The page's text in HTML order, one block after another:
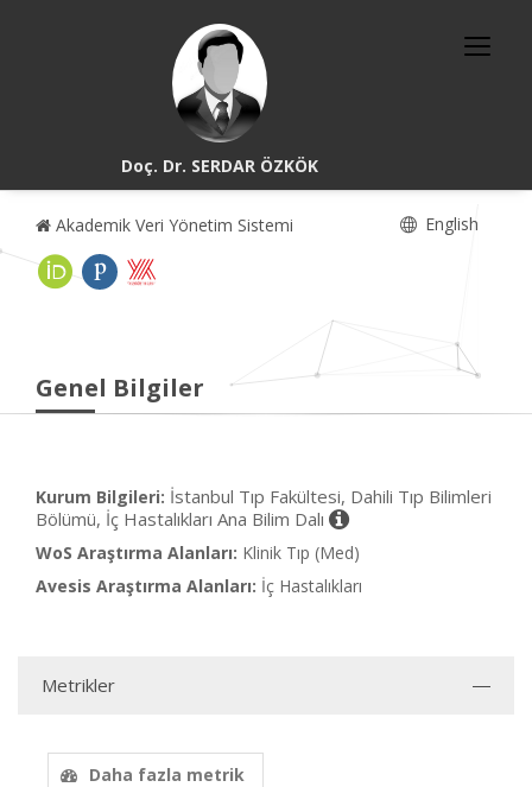
Doç. Dr. SERDAR ÖZKÖK
Akademik Veri Yönetim Sistemi English
Genel Bilgiler
Kurum Bilgileri: İstanbul Tıp Fakültesi, Dahili Tıp Bilimleri
Bölümü, İç Hastalıkları Ana Bilim Dalı
WoS Araştırma Alanları: Klinik Tıp (Med)
Avesis Araştırma Alanları: İç Hastalıkları
Metrikler
Daha fazla metrik